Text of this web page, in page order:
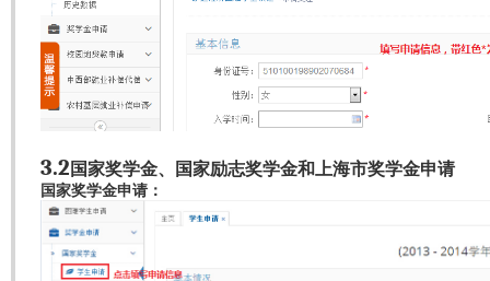
3.2 国家奖学金、国家励志奖学金和上海市奖学金申请
国家奖学金申请：